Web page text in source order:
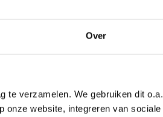
Over
te verzamelen. We gebruiken dit o.a.
onze website, integreren van sociale
schrijven op school.
Maar met de opkomst
van digitale
van kinderen steeds
verder achteruit te